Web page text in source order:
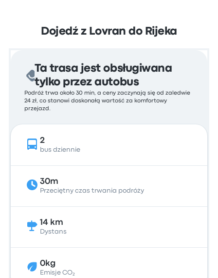
Dojedź z Lovran do Rijeka
Ta trasa jest obsługiwana
tylko przez autobus
Podróż trwa około 30 min, a ceny zaczynają się od zaledwie
24 zł, co stanowi doskonałą wartość za komfortowy
przejazd.
2
bus dziennie
30m
Przeciętny czas trwania podróży
14 km
Dystans
0kg
Emisje CO₂